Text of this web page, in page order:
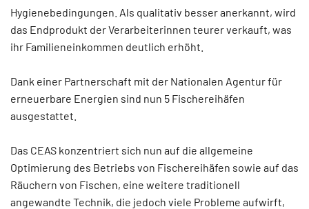
Hygienebedingungen. Als qualitativ besser anerkannt, wird
das Endprodukt der Verarbeiterinnen teurer verkauft, was
ihr Familieneinkommen deutlich erhöht.
Dank einer Partnerschaft mit der Nationalen Agentur für
erneuerbare Energien sind nun 5 Fischereihäfen
ausgestattet.
Das CEAS konzentriert sich nun auf die allgemeine
Optimierung des Betriebs von Fischereihäfen sowie auf das
Räuchern von Fischen, eine weitere traditionell
angewandte Technik, die jedoch viele Probleme aufwirft,